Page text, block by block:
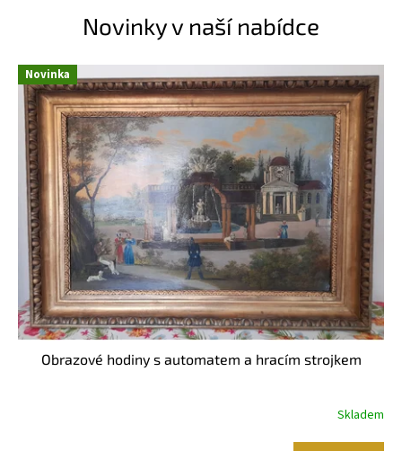
Novinky v naší nabídce
Novinka
Obrazové hodiny s automatem a hracím strojkem
Skladem